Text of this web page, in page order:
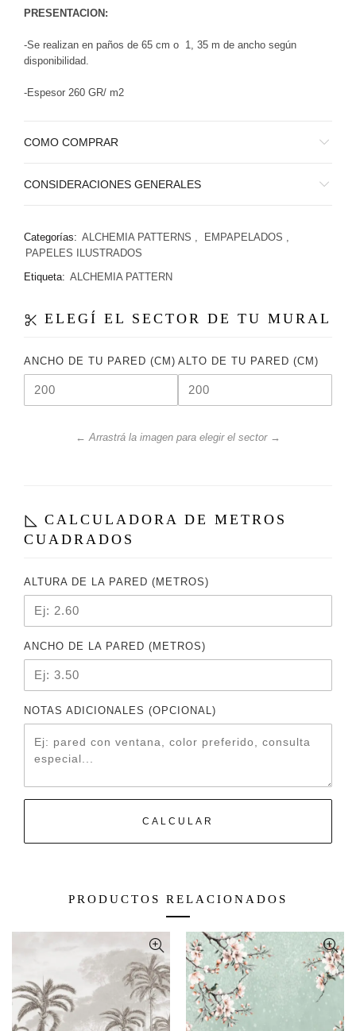
PRESENTACION:
-Se realizan en paños de 65 cm o 1, 35 m de ancho según
disponibilidad.
-Espesor 260 GR/ m2
COMO COMPRAR
CONSIDERACIONES GENERALES
Categorías: ALCHEMIA PATTERNS , EMPAPELADOS ,
PAPELES ILUSTRADOS
Etiqueta: ALCHEMIA PATTERN
ELEGÍ EL SECTOR DE TU MURAL
ANCHO DE TU PARED (CM) ALTO DE TU PARED (CM)
← Arrastrá la imagen para elegir el sector →
CALCULADORA DE METROS
CUADRADOS
ALTURA DE LA PARED (METROS)
ANCHO DE LA PARED (METROS)
NOTAS ADICIONALES (OPCIONAL)
CALCULAR
PRODUCTOS RELACIONADOS